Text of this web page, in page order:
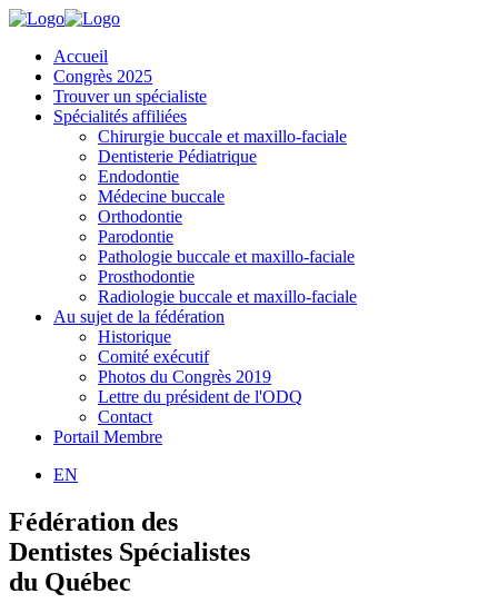
Accueil
Congrès 2025
Trouver un spécialiste
Spécialités affiliées
Chirurgie buccale et maxillo-faciale
Dentisterie Pédiatrique
Endodontie
Médecine buccale
Orthodontie
Parodontie
Pathologie buccale et maxillo-faciale
Prosthodontie
Radiologie buccale et maxillo-faciale
Au sujet de la fédération
Historique
Comité exécutif
Photos du Congrès 2019
Lettre du président de l'ODQ
Contact
Portail Membre
EN
Fédération des
Dentistes Spécialistes
du Québec